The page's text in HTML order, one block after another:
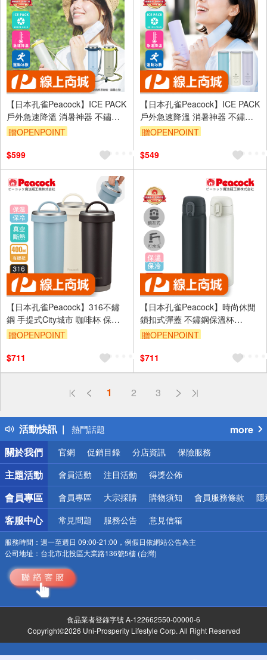
【日本孔雀Peacock】ICE PACK
戶外急速降溫 消暑神器 不鏽鋼
杯+涼感冰柱 150ml鋼杯(附背帶)
贈OPENPOINT
$599
【日本孔雀Peacock】ICE PACK
戶外急速降溫 消暑神器 不鏽鋼
杯+涼感冰柱 150ml鋼杯
贈OPENPOINT
$549
【日本孔雀Peacock】316不鏽
鋼 手提式City城市 咖啡杯 保冷
保溫杯400ML(耐衝擊底座)-任選
贈OPENPOINT
$711
【日本孔雀Peacock】時尚休閒
鎖扣式彈蓋 不鏽鋼保溫杯
600ML(直飲口設計)-任選色
贈OPENPOINT
$711
1 2 3
活動快訊
偏遠地區配送
得獎公告
熱門話題
銀行優惠
偏遠地區配送
詐騙網頁！請小心！
more
關於我們
官網 促銷目錄 分店資訊 保險服務
主題活動 會員活動 注目活動 得獎公佈
會員專區 會員專區 大宗採購 購物須知 會員服務條款 隱
客服中心 常見問題 服務公告 意見信箱
服務時間： 週一至週日 09:00-21:00，例假日依網站公告為主
公司地址： 台北市北投區大業路136號5樓 (台灣)
食品業者登錄字號 A-122662550-00000-6
Copyright©2026 Uni-Prosperity Lifestyle Corp. All Right Reserved